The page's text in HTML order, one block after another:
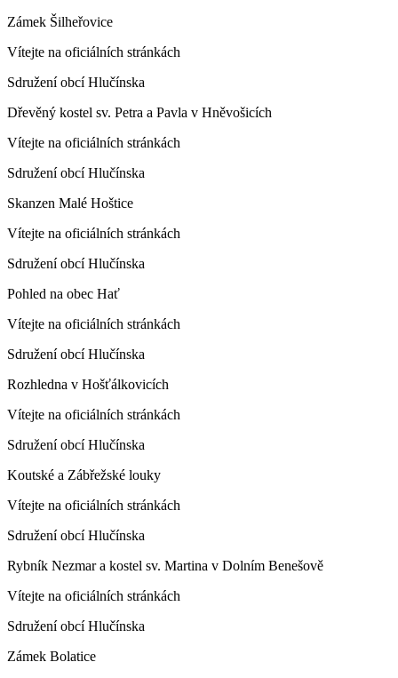
Zámek Šilheřovice
Vítejte na oficiálních stránkách
Sdružení obcí Hlučínska
Dřevěný kostel sv. Petra a Pavla v Hněvošicích
Vítejte na oficiálních stránkách
Sdružení obcí Hlučínska
Skanzen Malé Hoštice
Vítejte na oficiálních stránkách
Sdružení obcí Hlučínska
Pohled na obec Hať
Vítejte na oficiálních stránkách
Sdružení obcí Hlučínska
Rozhledna v Hošťálkovicích
Vítejte na oficiálních stránkách
Sdružení obcí Hlučínska
Koutské a Zábřežské louky
Vítejte na oficiálních stránkách
Sdružení obcí Hlučínska
Rybník Nezmar a kostel sv. Martina v Dolním Benešově
Vítejte na oficiálních stránkách
Sdružení obcí Hlučínska
Zámek Bolatice